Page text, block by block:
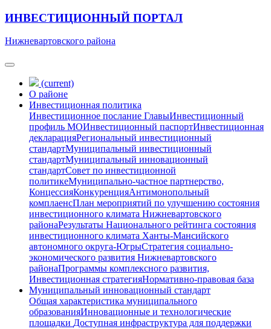
ИНВЕСТИЦИОННЫЙ ПОРТАЛ
Нижневартовского района
(current)
О районе
Инвестиционная политика
Инвестиционное послание ГлавыИнвестиционный
профиль МОИнвестиционный паспортИнвестиционная
декларацияРегиональный инвестиционный
стандартМуниципальный инвестиционный
стандартМуниципальный инновационный
стандартСовет по инвестиционной
политикеМуниципально-частное партнерство,
КонцессияКонкуренцияАнтимонопольный
комплаенсПлан мероприятий по улучшению состояния
инвестиционного климата Нижневартовского
районаРезультаты Национального рейтинга состояния
инвестиционного климата Ханты-Мансийского
автономного округа-ЮгрыСтратегия социально-
экономического развития Нижневартовского
районаПрограммы комплексного развития,
Инвестиционная стратегияНормативно-правовая база
Муниципальный инновационный стандарт
Общая характеристика муниципального
образованияИнновационные и технологические
площадки Доступная инфраструктура для поддержки